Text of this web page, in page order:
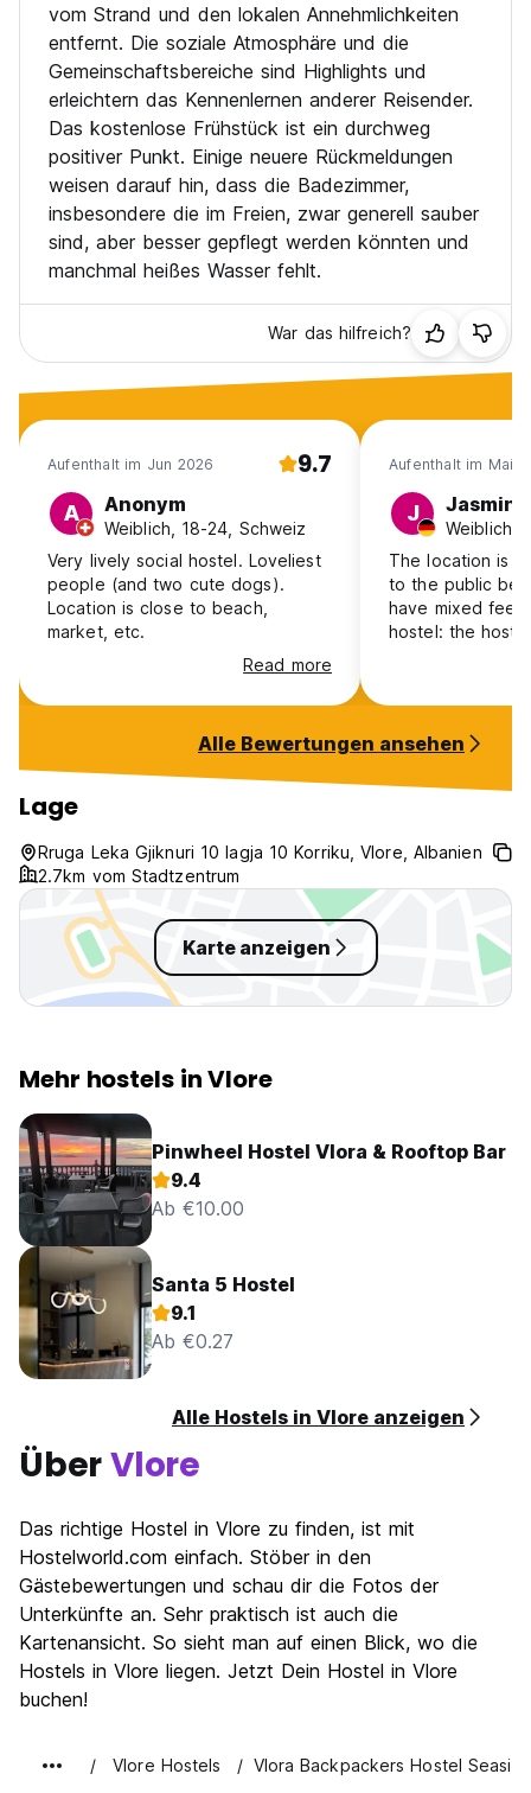
vom Strand und den lokalen Annehmlichkeiten
entfernt. Die soziale Atmosphäre und die
Gemeinschaftsbereiche sind Highlights und
erleichtern das Kennenlernen anderer Reisender.
Das kostenlose Frühstück ist ein durchweg
positiver Punkt. Einige neuere Rückmeldungen
weisen darauf hin, dass die Badezimmer,
insbesondere die im Freien, zwar generell sauber
sind, aber besser gepflegt werden könnten und
manchmal heißes Wasser fehlt.
War das hilfreich?
Aufenthalt im Jun 2026 9.7
A Anonym
Weiblich, 18-24, Schweiz
Very lively social hostel. Loveliest
people (and two cute dogs).
Location is close to beach,
market, etc.
Read more
Aufenthalt im Mai
J Jasmin
The location is
to the public
have mixed
hostel: the
is not that nice -
inside the house
4 dorm rooms.
construction in
have to leave
Also there are
Alle Bewertungen ansehen
Lage
Rruga Leka Gjiknuri 10 lagja 10 Korriku, Vlore, Albanien
2.7km vom Stadtzentrum
Karte anzeigen
Mehr hostels in Vlore
Pinwheel Hostel Vlora & Rooftop Bar
9.4
Ab €10.00
Santa 5 Hostel
9.1
Ab €0.27
Alle Hostels in Vlore anzeigen
ÜberVlore
Das richtige Hostel in Vlore zu finden, ist mit
Hostelworld.com einfach. Stöber in den
Gästebewertungen und schau dir die Fotos der
Unterkünfte an. Sehr praktisch ist auch die
Kartenansicht. So sieht man auf einen Blick, wo die
Hostels in Vlore liegen. Jetzt Dein Hostel in Vlore
buchen!
Vlore Hostels Vlora Backpackers Hostel